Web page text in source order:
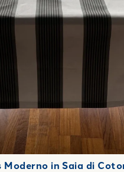
Moderno in Saia di